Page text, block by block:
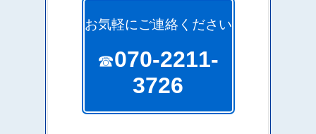
お気軽にご連絡ください
☎070-2211-
3726